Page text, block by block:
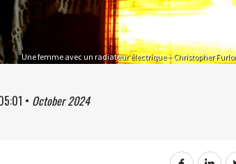
Une femme avec un radiateur électrique – Christopher
• October 2024